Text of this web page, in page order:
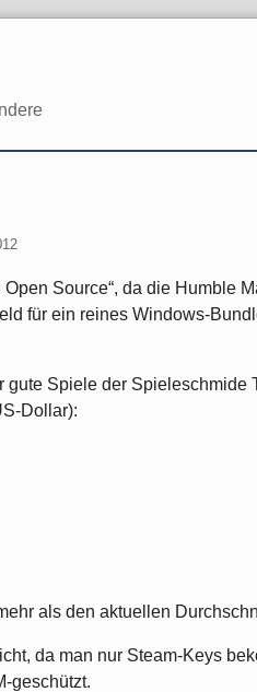
Source“, da die Humble
für ein reines Windows-
gute Spiele der Spieleschmide
Dollar):
als den aktuellen
da man nur Steam-Keys
geschützt.